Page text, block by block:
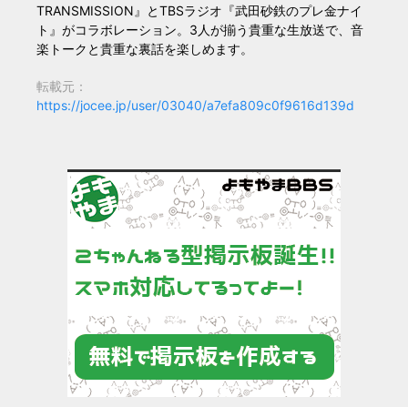
TRANSMISSION』とTBSラジオ『武田砂鉄のプレ金ナイ
ト』がコラボレーション。3人が揃う貴重な生放送で、音
楽トークと貴重な裏話を楽しめます。
転載元：
https://jocee.jp/user/03040/a7efa809c0f9616d139d